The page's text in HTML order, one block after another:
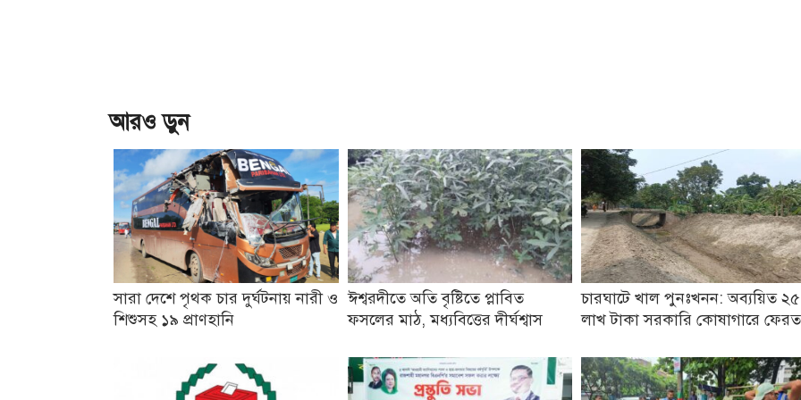
আরও ড়ুন
সারা দেশে পৃথক চার দুর্ঘটনায় নারী ও
শিশুসহ ১৯ প্রাণহানি
ঈশ্বরদীতে অতি বৃষ্টিতে প্লাবিত
ফসলের মাঠ, মধ্যবিত্তের দীর্ঘশ্বাস
চারঘাটে খাল পুনঃখনন: অব্যয়িত ২৫
লাখ টাকা সরকারি কোষাগারে ফেরত